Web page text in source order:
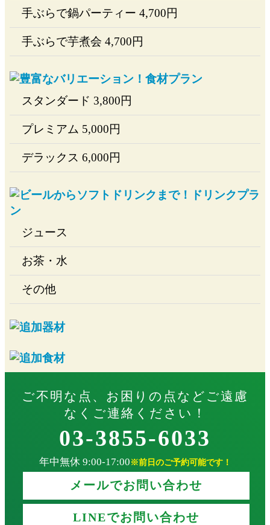
手ぶらで鍋パーティー 4,700円
手ぶらで芋煮会 4,700円
スタンダード 3,800円
プレミアム 5,000円
デラックス 6,000円
ジュース
お茶・水
その他
ご不明な点、お困りの点などご遠慮
なくご連絡ください！
03-3855-6033
年中無休 9:00-17:00※前日のご予約可能です！
メールでお問い合わせ
LINEでお問い合わせ